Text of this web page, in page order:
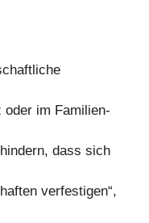
oder im Familien-
dass sich
verfestigen“,